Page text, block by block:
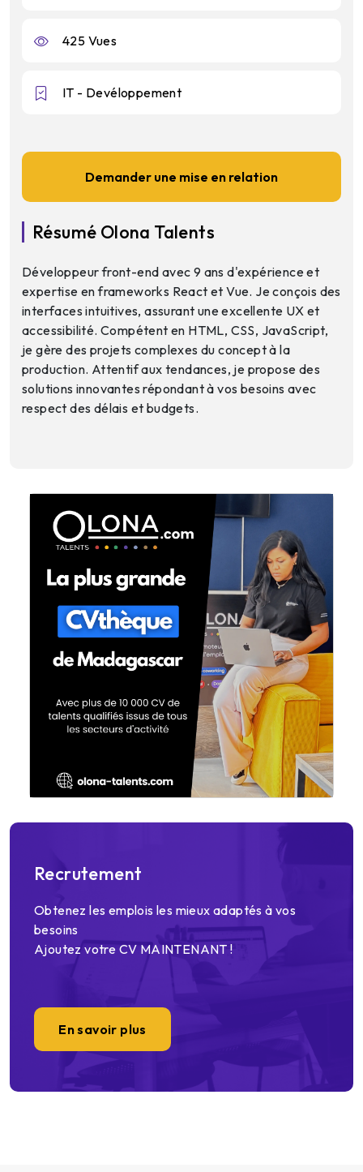
425 Vues
IT - Devéloppement
Demander une mise en relation
Résumé Olona Talents
Développeur front-end avec 9 ans d'expérience et
expertise en frameworks React et Vue. Je conçois des
interfaces intuitives, assurant une excellente UX et
accessibilité. Compétent en HTML, CSS, JavaScript,
je gère des projets complexes du concept à la
production. Attentif aux tendances, je propose des
solutions innovantes répondant à vos besoins avec
respect des délais et budgets.
Recrutement
Obtenez les emplois les mieux adaptés à vos
besoins
Ajoutez votre CV MAINTENANT !
En savoir plus